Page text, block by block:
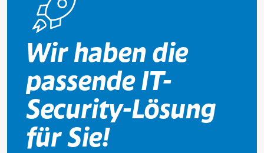
Wir haben die
passende IT-
Security-Lösung
für Sie!